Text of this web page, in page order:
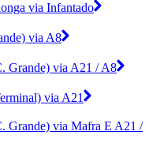
via Infantado
via A8
Grande) via A21 / A8
via A21
Grande) via Mafra E A21 /